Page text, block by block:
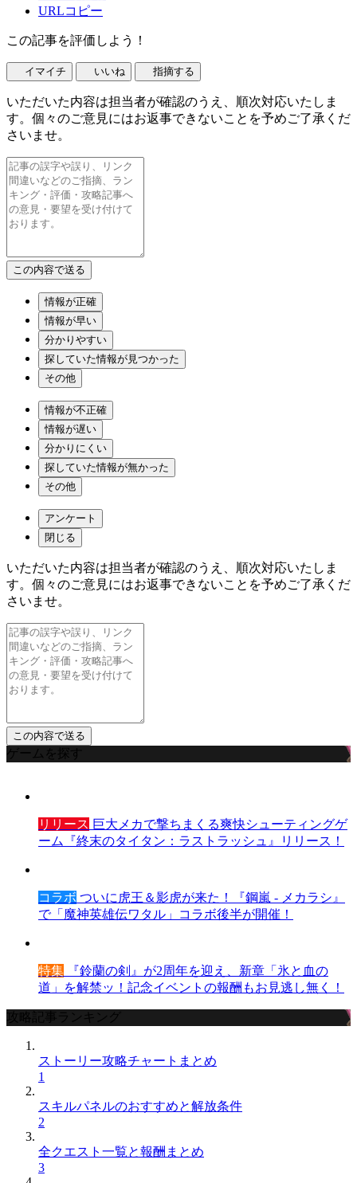
URLコピー
この記事を評価しよう！
イマイチ いいね 指摘する
いただいた内容は担当者が確認のうえ、順次対応いたしま
す。個々のご意見にはお返事できないことを予めご了承くだ
さいませ。
情報が正確
情報が早い
分かりやすい
探していた情報が見つかった
その他
情報が不正確
情報が遅い
分かりにくい
探していた情報が無かった
その他
アンケート
閉じる
いただいた内容は担当者が確認のうえ、順次対応いたしま
す。個々のご意見にはお返事できないことを予めご了承くだ
さいませ。
ゲームを探す
リリース 巨大メカで撃ちまくる爽快シューティングゲ
ーム『終末のタイタン：ラストラッシュ』リリース！
コラボ ついに虎王＆影虎が来た！『鋼嵐 - メカラシ』
で「魔神英雄伝ワタル」コラボ後半が開催！
特集 『鈴蘭の剣』が2周年を迎え、新章「氷と血の
道」を解禁ッ！記念イベントの報酬もお見逃し無く！
攻略記事ランキング
ストーリー攻略チャートまとめ
1
スキルパネルのおすすめと解放条件
2
全クエスト一覧と報酬まとめ
3